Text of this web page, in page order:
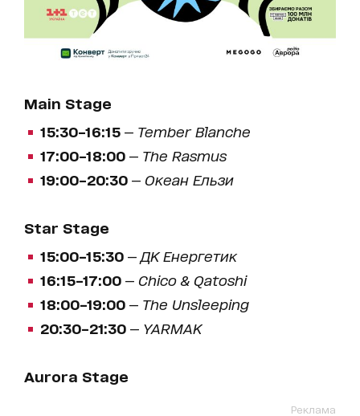
Main Stage
15:30–16:15 — Tember Blanche
17:00–18:00 — The Rasmus
19:00–20:30 — Океан Ельзи
Star Stage
15:00–15:30 — ДК Енергетик
16:15–17:00 — Chico & Qatoshi
18:00–19:00 — The Unsleeping
20:30–21:30 — YARMAK
Aurora Stage
Реклама